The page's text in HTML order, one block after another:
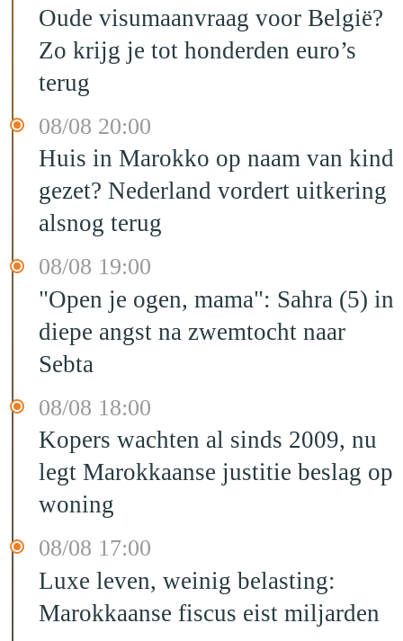
Oude visumaanvraag voor België?
Zo krijg je tot honderden euro’s
terug
08/08 20:00
Huis in Marokko op naam van kind
gezet? Nederland vordert uitkering
alsnog terug
08/08 19:00
"Open je ogen, mama": Sahra (5) in
diepe angst na zwemtocht naar
Sebta
08/08 18:00
Kopers wachten al sinds 2009, nu
legt Marokkaanse justitie beslag op
woning
08/08 17:00
Luxe leven, weinig belasting:
Marokkaanse fiscus eist miljarden